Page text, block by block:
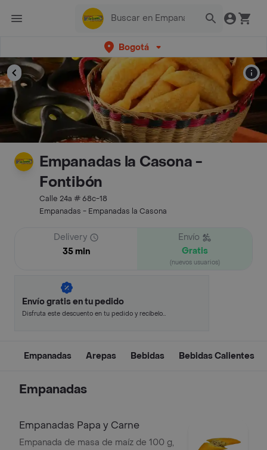
Bogotá
Empanadas la Casona -
Fontibón
Calle 24a # 68c-18
Empanadas - Empanadas la Casona
Delivery
35 min
Envío
Gratis
(nuevos usuarios)
Envío gratis en tu pedido
Disfruta este descuento en tu pedido y recíbelo
Empanadas Arepas Bebidas Bebidas Calientes
Empanadas
Empanadas Papa y Carne
Empanada de masa de maíz de 100 g,